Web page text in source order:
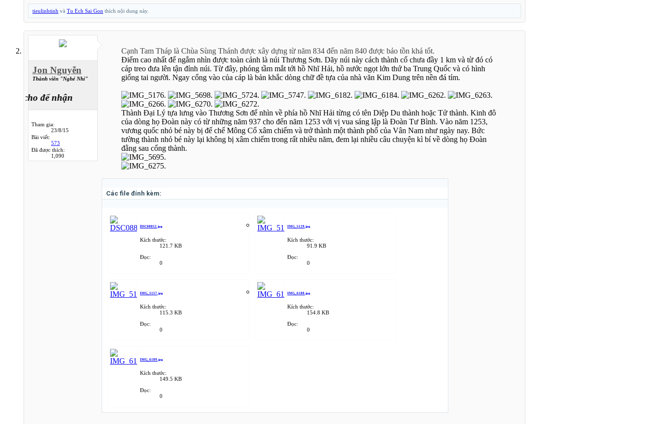
tieulinhtinh và Tu Ech Sai Gon thích nội dung này.
Jon Nguyễn
Thành viên "Nghé Nhi"
cho để nhận
Tham gia:
23/8/15
Bài viết:
573
Đã được thích:
1,090
Cạnh Tam Tháp là Chùa Sùng Thánh được xây dựng từ năm 834 đến năm 840 được bảo tồn khá tốt.
Điểm cao nhất để ngắm nhìn được toàn cảnh là núi Thương Sơn. Dãy núi này cách thành cổ chưa đầy 1 km và từ đó có
cáp treo đưa lên tận đỉnh núi. Từ đây, phóng tầm mắt tới hồ Nhĩ Hải, hồ nước ngọt lớn thứ ba Trung Quốc và có hình
giống tai người. Ngay cổng vào của cáp là bản khắc dòng chữ đề tựa của nhà văn Kim Dung trên nền đá tím.
Thành Đại Lý tựa lưng vào Thương Sơn để nhìn về phía hồ Nhĩ Hải từng có tên Diệp Du thành hoặc Tử thành. Kinh đô
của dòng họ Đoàn này có từ những năm 937 cho đến năm 1253 với vị vua sáng lập là Đoàn Tư Bình. Vào năm 1253,
vương quốc nhỏ bé này bị đế chế Mông Cổ xâm chiếm và trở thành một thành phố của Vân Nam như ngày nay. Bức
tường thành nhỏ bé này lại không bị xâm chiếm trong rất nhiều năm, đem lại nhiều câu chuyện kì bí về dòng họ Đoàn
đằng sau cổng thành.
Các file đính kèm:
DSC08852.jpg
Kích thước:
121.7 KB
Đọc:
0
IMG_5129.jpg
Kích thước:
91.9 KB
Đọc:
0
IMG_5157.jpg
Kích thước:
115.3 KB
Đọc:
0
IMG_6188.jpg
Kích thước:
154.8 KB
Đọc:
0
IMG_6189.jpg
Kích thước:
149.5 KB
Đọc:
0